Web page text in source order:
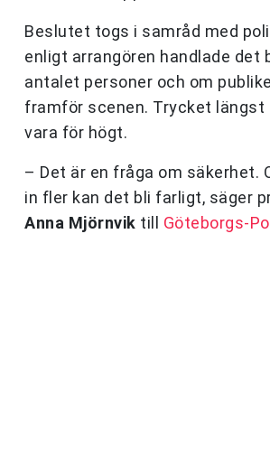
Beslutet togs i samråd med
enligt arrangören handlade det
antalet personer och om
framför scenen. Trycket längst
vara för högt.
– Det är en fråga om säkerhet.
in fler kan det bli farligt, säger
Anna Mjörnvik till Göteborgs-